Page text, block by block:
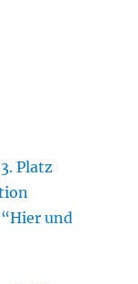
Platz
“Hier und